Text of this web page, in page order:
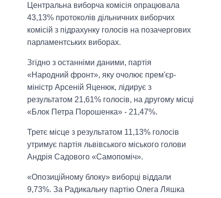
Центральна виборча комісія опрацювала
43,13% протоколів дільничних виборчих
комісій з підрахунку голосів на позачергових
парламентських виборах.
Згідно з останніми даними, партія
«Народний фронт», яку очолює прем'єр-
міністр Арсеній Яценюк, лідирує з
результатом 21,61% голосів, на другому місці
«Блок Петра Порошенка» - 21,47%.
Третє місце з результатом 11,13% голосів
утримує партія львівського міського голови
Андрія Садового «Самопоміч».
«Опозиційному блоку» виборці віддали
9,73%. За Радикальну партію Олега Ляшка